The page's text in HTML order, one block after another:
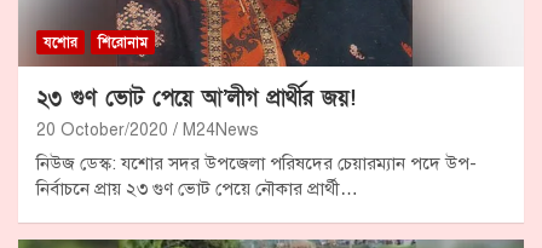
যশোর শিরোনাম
২৩ গুণ ভোট পেয়ে আ’লীগ প্রার্থীর জয়!
20 October/2020 M24News
নিউজ ডেস্ক: যশোর সদর উপজেলা পরিষদের চেয়ারম্যান পদে উপ-
নির্বাচনে প্রায় ২৩ গুণ ভোট পেয়ে নৌকার প্রার্থী…